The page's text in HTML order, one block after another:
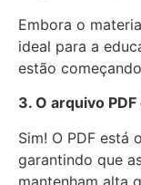
Embora o
ideal para a
estão
3. O arquivo
Sim! O PDF está
garantindo que
mantenham alta